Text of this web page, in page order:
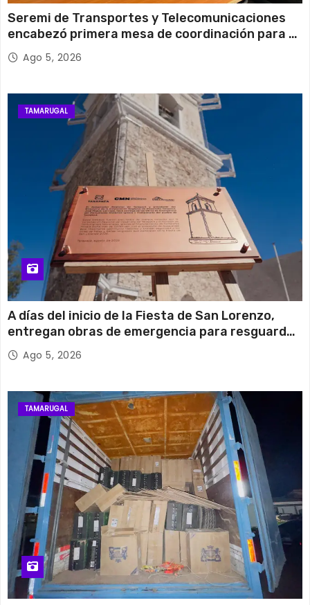
Seremi de Transportes y Telecomunicaciones
encabezó primera mesa de coordinación para el
retiro de cables en desuso en Iquique
Ago 5, 2026
TAMARUGAL
A días del inicio de la Fiesta de San Lorenzo,
entregan obras de emergencia para resguardar
su histórico campanario
Ago 5, 2026
TAMARUGAL